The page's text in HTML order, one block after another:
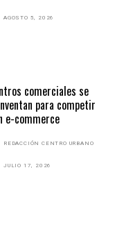
AGOSTO 5, 2026
comerciales se
para competir
e-commerce
REDACCIÓN CENTRO URBANO
JULIO 17, 2026